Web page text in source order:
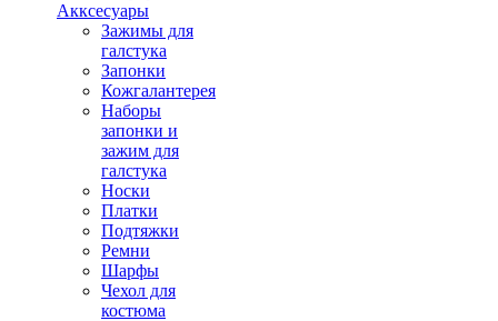
Акксесуары
Зажимы для
галстука
Запонки
Кожгалантерея
Наборы
запонки и
зажим для
галстука
Носки
Платки
Подтяжки
Ремни
Шарфы
Чехол для
костюма